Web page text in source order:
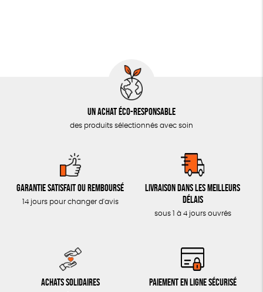
Un achat éco-responsable
des produits sélectionnés avec soin
Garantie satisfait ou remboursé
14 jours pour changer d'avis
Livraison dans les meilleurs
délais
sous 1 à 4 jours ouvrés
Achats solidaires Paiement en ligne sécurisé